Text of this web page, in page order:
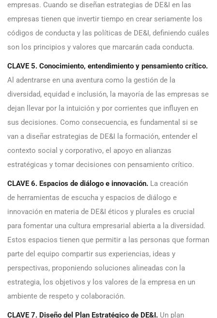
empresas. Cuando se diseñan estrategias de DE&I en las
empresas tienen que invertir tiempo en crear seriamente los
códigos de conducta y las políticas de DE&I, definiendo cuáles
son los principios y valores que marcarán cada conducta.
CLAVE 5. Conocimiento, entendimiento y pensamiento crítico.
Al adentrarse en una aventura como la gestión de la
diversidad, equidad e inclusión, la mayoría de las empresas se
dejan llevar por la intuición y por corrientes que influyen en
sus decisiones. Como consecuencia, es fundamental si se
van a diseñar estrategias de DE&I la formación, entender el
contexto social y corporativo, el apoyo en alianzas
estratégicas y tomar decisiones con pensamiento crítico.
CLAVE 6. Espacios de diálogo e innovación. La creación
de herramientas de escucha y espacios de diálogo e
innovación en materia de DE&I éticos y plurales es crucial
para fomentar una cultura empresarial abierta a la diversidad.
Estos espacios tienen que permitir a las personas que forman
parte del equipo compartir sus experiencias, ideas y
perspectivas, proponiendo soluciones alineadas con la
estrategia, los objetivos y los valores de la empresa en un
ambiente de respeto y colaboración.
CLAVE 7. Diseño del Plan Estratégico de DE&I. Un plan